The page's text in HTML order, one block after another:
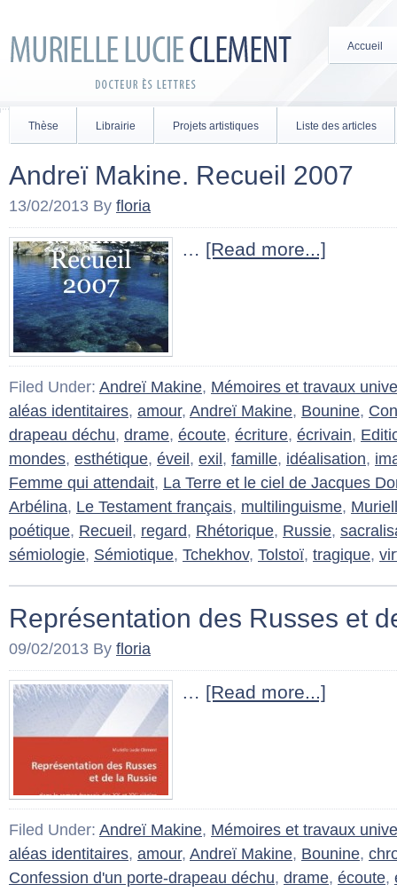
Accueil
Thèse Librairie Projets artistiques Liste des articles
Andreï Makine. Recueil 2007
13/02/2013 By floria
… [Read more...]
Filed Under: Andreï Makine, Mémoires et travaux
aléas identitaires, amour, Andreï Makine, Bounine,
drapeau déchu, drame, écoute, écriture, écrivain,
mondes, esthétique, éveil , exil , famille, idéalisation,
Femme qui attendait, La Terre et le ciel de Jacques
Arbélina, Le Testament français, multilinguisme,
poétique, Recueil , regard, Rhétorique, Russie,
sémiologie, Sémiotique, Tchekhov, Tolstoï, tragique,
Représentation des Russes et
09/02/2013 By floria
… [Read more...]
Filed Under: Andreï Makine, Mémoires et travaux
aléas identitaires, amour, Andreï Makine, Bounine,
Confession d'un porte-drapeau déchu, drame, écoute,